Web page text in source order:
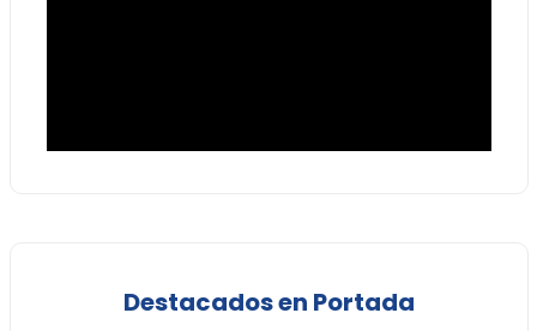
Destacados en Portada